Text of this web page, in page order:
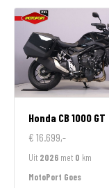
Honda CB 1000 GT
€ 16.699,-
Uit 2026 met 0 km
MotoPort Goes